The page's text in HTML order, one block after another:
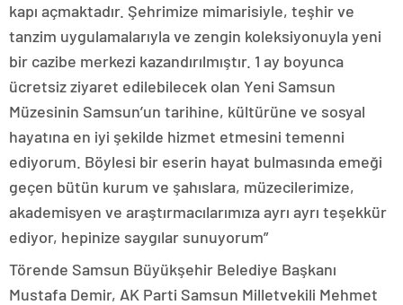
kapı açmaktadır. Şehrimize mimarisiyle, teşhir ve
tanzim uygulamalarıyla ve zengin koleksiyonuyla yeni
bir cazibe merkezi kazandırılmıştır. 1 ay boyunca
ücretsiz ziyaret edilebilecek olan Yeni Samsun
Müzesinin Samsun’un tarihine, kültürüne ve sosyal
hayatına en iyi şekilde hizmet etmesini temenni
ediyorum. Böylesi bir eserin hayat bulmasında emeği
geçen bütün kurum ve şahıslara, müzecilerimize,
akademisyen ve araştırmacılarımıza ayrı ayrı teşekkür
ediyor, hepinize saygılar sunuyorum”
Törende Samsun Büyükşehir Belediye Başkanı
Mustafa Demir, AK Parti Samsun Milletvekili Mehmet